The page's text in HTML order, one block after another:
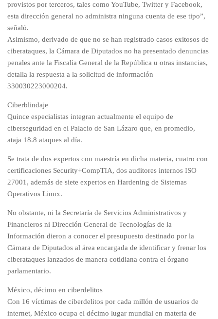
provistos por terceros, tales como YouTube, Twitter y Facebook,
esta dirección general no administra ninguna cuenta de ese tipo”,
señaló.
Asimismo, derivado de que no se han registrado casos exitosos de
ciberataques, la Cámara de Diputados no ha presentado denuncias
penales ante la Fiscalía General de la República u otras instancias,
detalla la respuesta a la solicitud de información
330030223000204.
Ciberblindaje
Quince especialistas integran actualmente el equipo de
ciberseguridad en el Palacio de San Lázaro que, en promedio,
ataja 18.8 ataques al día.
Se trata de dos expertos con maestría en dicha materia, cuatro con
certificaciones Security+CompTIA, dos auditores internos ISO
27001, además de siete expertos en Hardening de Sistemas
Operativos Linux.
No obstante, ni la Secretaría de Servicios Administrativos y
Financieros ni Dirección General de Tecnologías de la
Información dieron a conocer el presupuesto destinado por la
Cámara de Diputados al área encargada de identificar y frenar los
ciberataques lanzados de manera cotidiana contra el órgano
parlamentario.
México, décimo en ciberdelitos
Con 16 víctimas de ciberdelitos por cada millón de usuarios de
internet, México ocupa el décimo lugar mundial en materia de